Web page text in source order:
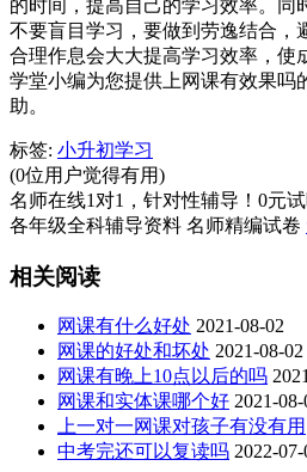
的时间，提高自己的学习效率。同
不要盲目学习，要做到劳逸结合，
合理作息会大大提高学习效率，使
学堂小编为您提供上网课有效果吗
助。
标签: 小升初学习
(0位用户觉得有用)
名师在线1对1，针对性辅导！0元试
各年级全科辅导资料 名师精编试卷
相关阅读
网课有什么好处 2021-08-02
网课的好处和坏处 2021-08-02
网课有晚上10点以后的吗
网课和实体课哪个好 2021-08-
上一对一网课对孩子有没有用
中考完还可以复读吗 2022-07-